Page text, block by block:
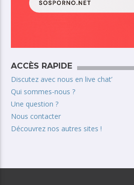
ACCÈS RAPIDE
Discutez avec nous en live chat’
Qui sommes-nous ?
Une question ?
Nous contacter
Découvrez nos autres sites !